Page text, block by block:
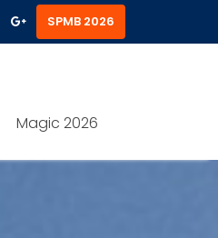
SPMB 2026
Magic 2026